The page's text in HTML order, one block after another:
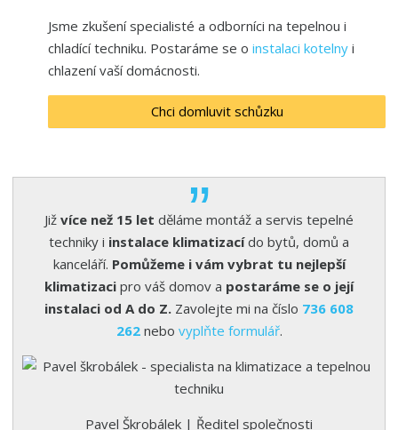
Jsme zkušení specialisté a odborníci na tepelnou i
chladící techniku. Postaráme se oinstalaci kotelnyi
chlazení vaší domácnosti.
Chci domluvit schůzku
Již více než 15 let děláme montáž a servis tepelné
techniky i instalace klimatizacído bytů, domů a
kanceláří. Pomůžeme i vám vybrat tu nejlepší
klimatizaci pro váš domov a postaráme se o její
instalaci od A do Z. Zavolejte mi na číslo 736 608
262nebo vyplňte formulář.
Pavel Škrobálek | Ředitel společnosti